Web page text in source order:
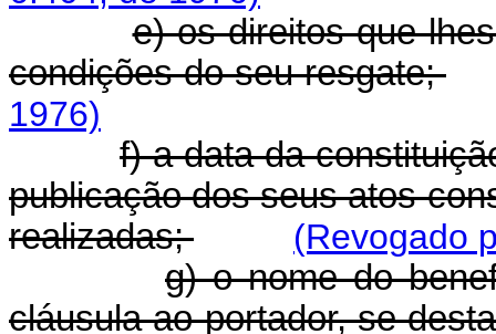
e) os direitos que
condições do seu resgate;
1976)
f) a data da
publicação dos seus atos
realizadas;
(Revogado
g) o nome do
cláusula ao portador, se